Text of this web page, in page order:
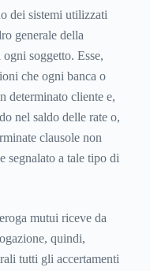
dei sistemi utilizzati
generale della
soggetto. Esse,
che ogni banca o
determinato cliente e,
nel saldo delle rate o,
clausole non
segnalato a tale tipo di
mutui riceve da
quindi,
tutti gli accertamenti